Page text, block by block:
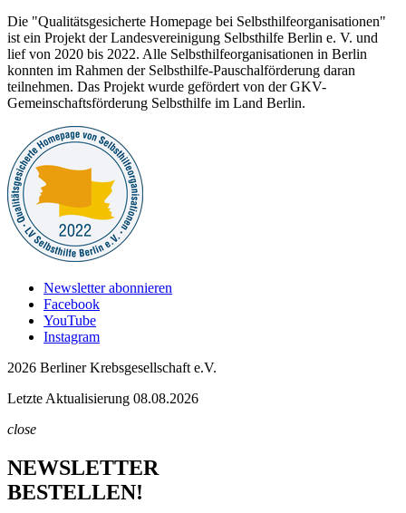
Die "Qualitätsgesicherte Homepage bei Selbsthilfeorganisationen"
ist ein Projekt der Landesvereinigung Selbsthilfe Berlin e. V. und
lief von 2020 bis 2022. Alle Selbsthilfeorganisationen in Berlin
konnten im Rahmen der Selbsthilfe-Pauschalförderung daran
teilnehmen. Das Projekt wurde gefördert von der GKV-
Gemeinschaftsförderung Selbsthilfe im Land Berlin.
Newsletter abonnieren
Facebook
YouTube
Instagram
2026 Berliner Krebsgesellschaft e.V.
Letzte Aktualisierung 08.08.2026
close
NEWSLETTER
BESTELLEN!